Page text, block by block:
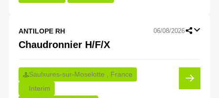
ANTILOPE RH 06/08/2026
Chaudronnier H/F/X
Saulxures-sur-Moselotte , France
Interim